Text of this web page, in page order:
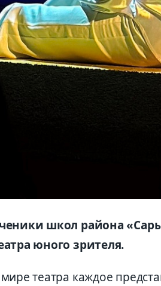
школ района
юного зрителя.
театра каждое